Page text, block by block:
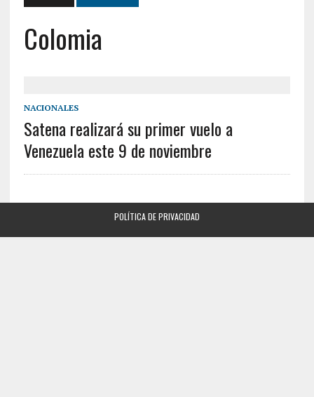
Colomia
NACIONALES
Satena realizará su primer vuelo a
Venezuela este 9 de noviembre
POLÍTICA DE PRIVACIDAD